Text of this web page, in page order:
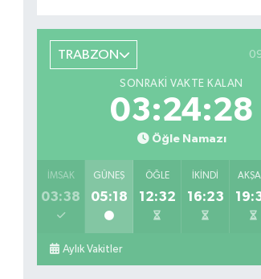
TRABZON
SONRAKI VAKTE KALAN
03:24:27
Öğle Namazı
İMSAK
03:38
GÜNEŞ
05:18
ÖĞLE
12:32
İKINDI
16:23
Aylık Vakitler